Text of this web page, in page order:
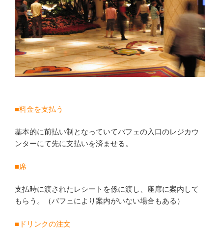
■料金を支払う
基本的に前払い制となっていてバフェの入口のレジカウ
ンターにて先に支払いを済ませる。
■席
支払時に渡されたレシートを係に渡し、座席に案内して
もらう。（バフェにより案内がいない場合もある）
■ドリンクの注文